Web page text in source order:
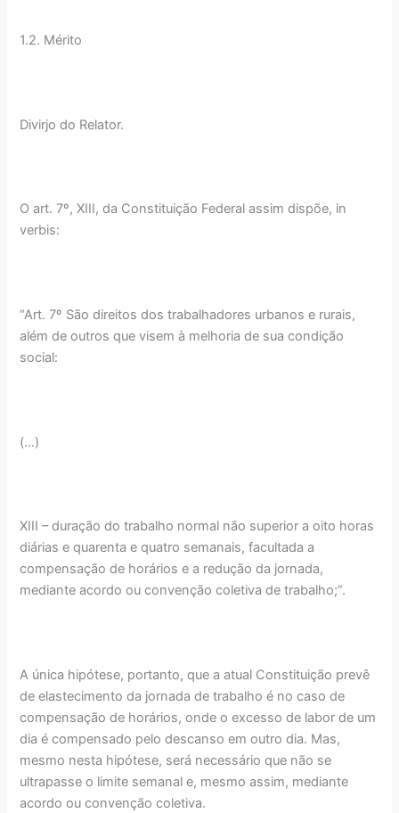
1.2. Mérito
Divirjo do Relator.
O art. 7º, XIII, da Constituição Federal assim dispõe, in
verbis:
“Art. 7º São direitos dos trabalhadores urbanos e rurais,
além de outros que visem à melhoria de sua condição
social:
(...)
XIII – duração do trabalho normal não superior a oito horas
diárias e quarenta e quatro semanais, facultada a
compensação de horários e a redução da jornada,
mediante acordo ou convenção coletiva de trabalho;”.
A única hipótese, portanto, que a atual Constituição prevê
de elastecimento da jornada de trabalho é no caso de
compensação de horários, onde o excesso de labor de um
dia é compensado pelo descanso em outro dia. Mas,
mesmo nesta hipótese, será necessário que não se
ultrapasse o limite semanal e, mesmo assim, mediante
acordo ou convenção coletiva.